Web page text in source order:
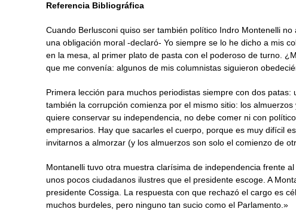
Referencia Bibliográfica
Cuando Berlusconi quiso ser también político Indro Montenelli
una obligación moral -declaró- Yo siempre se lo he dicho a mis
en la mesa, al primer plato de pasta con el poderoso de turno.
que me convenía: algunos de mis columnistas siguieron
Primera lección para muchos periodistas siempre con dos
también la corrupción comienza por el mismo sitio: los
quiere conservar su independencia, no debe comer ni con
empresarios. Hay que sacarles el cuerpo, porque es muy difícil
invitarnos a almorzar (y los almuerzos son solo el comienzo de
Montanelli tuvo otra muestra clarísima de independencia frente
unos pocos ciudadanos ilustres que el presidente escoge. A
presidente Cossiga. La respuesta con que rechazó el cargo es
muchos burdeles, pero ninguno tan sucio como el Parlamento.»